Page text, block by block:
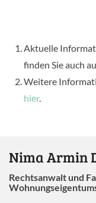
Aktuelle
finden Sie auch
Weitere
hier.
Nima Armin
Rechtsanwalt und